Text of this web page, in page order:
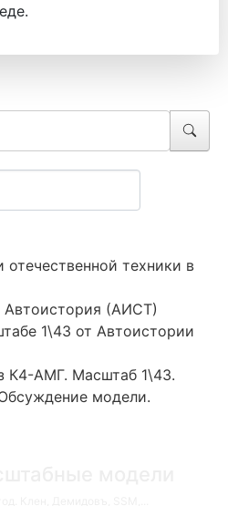
техники в
(АИСТ)
1\43 от Автоистории
К4-АМГ. Масштаб 1\43.
модели.